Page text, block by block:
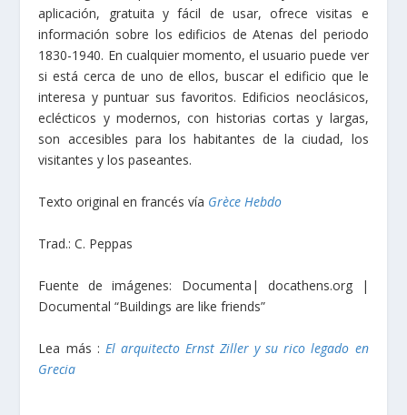
aplicación, gratuita y fácil de usar, ofrece visitas e
información sobre los edificios de Atenas del periodo
1830-1940. En cualquier momento, el usuario puede ver
si está cerca de uno de ellos, buscar el edificio que le
interesa y puntuar sus favoritos. Edificios neoclásicos,
eclécticos y modernos, con historias cortas y largas,
son accesibles para los habitantes de la ciudad, los
visitantes y los paseantes.
Texto original en francés vía Grèce Hebdo
Trad.: C. Peppas
Fuente de imágenes: Documenta| docathens.org |
Documental “Buildings are like friends”
Lea más : El arquitecto Ernst Ziller y su rico legado en
Grecia